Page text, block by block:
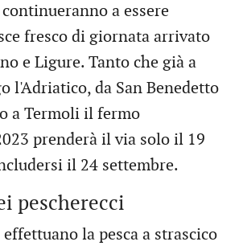
a essere
fresco di giornata arrivato
e Ligure. Tanto che già a
l'Adriatico, da San Benedetto
a Termoli il fermo
prenderà il via solo il 19
il 24 settembre.
pescherecci
la pesca a strascico